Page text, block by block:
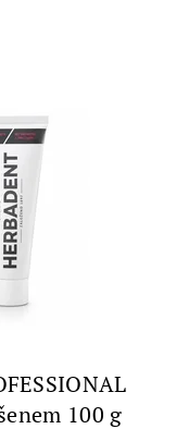
100 g